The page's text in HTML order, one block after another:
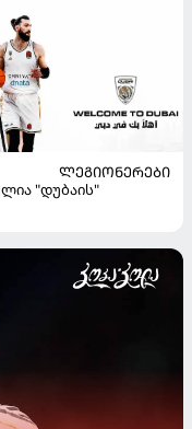
ᲚᲔᲒᲘᲝᲜᲔᲠᲔᲑᲘ
"დუბაის"